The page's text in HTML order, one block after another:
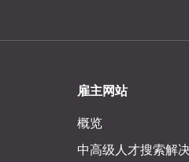
雇主网站
概览
中高级人才搜索解